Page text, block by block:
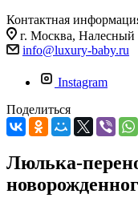
Контактная
г. Москва, Налесный
info@luxury-baby.ru
Instagram
Поделиться
Люлька-